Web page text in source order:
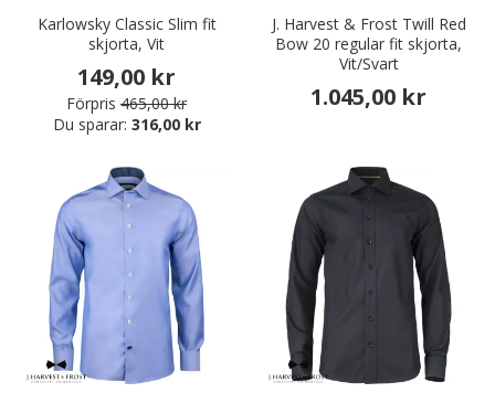
Karlowsky Classic Slim fit
skjorta, Vit
149,00 kr
Förpris 465,00 kr
Du sparar: 316,00 kr
J. Harvest & Frost Twill Red
Bow 20 regular fit skjorta,
Vit/Svart
1.045,00 kr